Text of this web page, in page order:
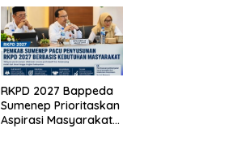
RKPD 2027 Bappeda
Sumenep Prioritaskan
Aspirasi Masyarakat